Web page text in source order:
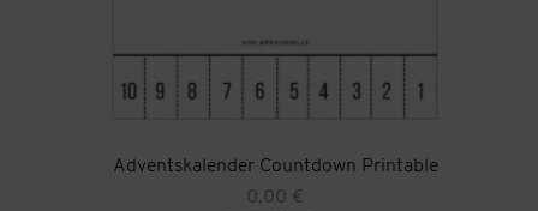
Adventskalender Countdown Printable
0,00 €